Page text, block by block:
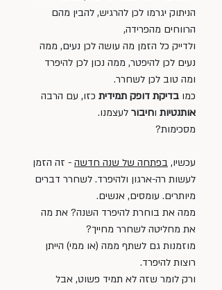
הניתוק יגרמו לכן להרגיש, להבין מהם
הרווחים מהפרידה,
ולדייק כל הזמן מה עושה לכן נעים, ממה
נעים לכן להיפטר, ממה נכון לכן להיפרד
ומה טוב לכן לשחרר.
כמו בדיקת דופק תמידית כזו, עם הרבה
אותנטיות וחיבור לעצמנו.
מסכימות?
עכשיו, בפתחה של שנה חדשה - זה הזמן
לעשות רה-ארגון ולהיפרד. לשחרר דברים
מיותרים. עומסים, אנשים.
ממה את בוחרת להיפרד השנה? את מה
את מחליטה לשחרר מחייך?
מוזמנות גם לשתף ממה (או ממי) הייתן
רוצות להיפרד.
ורק לומר שזה לא תמיד פשוט, אבל